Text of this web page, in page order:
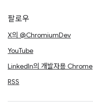
팔로우
X의 @ChromiumDev
YouTube
LinkedIn의 개발자용 Chrome
RSS